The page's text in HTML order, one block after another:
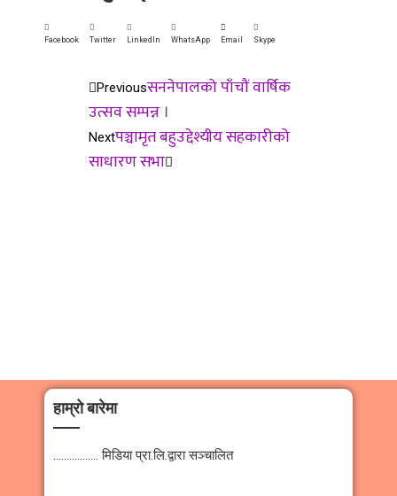
Facebook Twitter LinkedIn WhatsApp Email Skype
Previousसननेपालको पाँचौं वार्षिक
उत्सव सम्पन्न ।
Nextपञ्चामृत बहुउद्देश्यीय सहकारीको
साधारण सभा
हाम्रो बारेमा
…………….. मिडिया प्रा.लि.द्वारा सञ्चालित